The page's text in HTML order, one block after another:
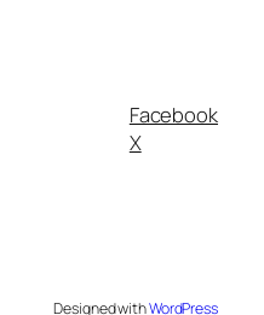
Facebook
X
Designed withWordPress